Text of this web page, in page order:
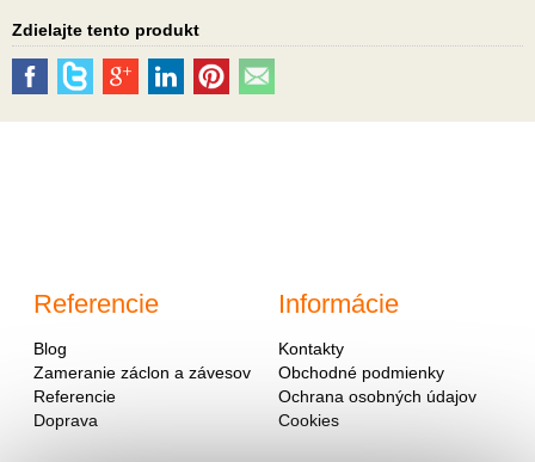
Zdielajte tento produkt
Referencie
Blog
Zameranie záclon a závesov
Referencie
Doprava
Informácie
Kontakty
Obchodné podmienky
Ochrana osobných údajov
Cookies